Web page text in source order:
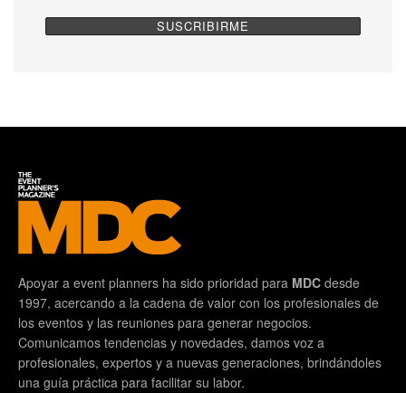
Apoyar a event planners ha sido prioridad para MDC desde
1997, acercando a la cadena de valor con los profesionales de
los eventos y las reuniones para generar negocios.
Comunicamos tendencias y novedades, damos voz a
profesionales, expertos y a nuevas generaciones, brindándoles
una guía práctica para facilitar su labor.